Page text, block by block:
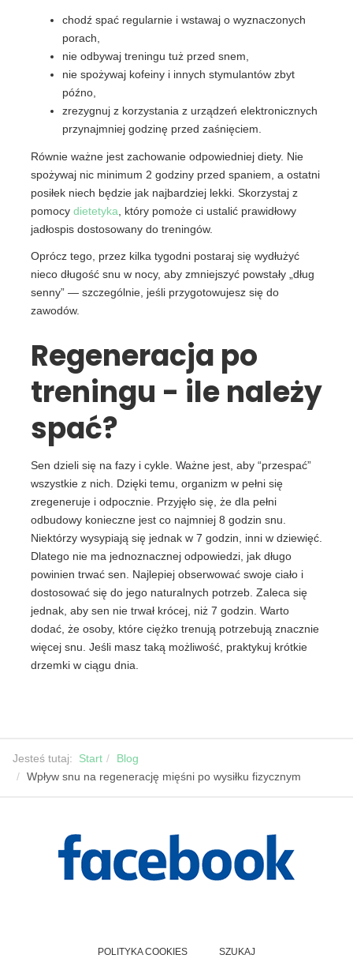
chodź spać regularnie i wstawaj o wyznaczonych
porach,
nie odbywaj treningu tuż przed snem,
nie spożywaj kofeiny i innych stymulantów zbyt
późno,
zrezygnuj z korzystania z urządzeń elektronicznych
przynajmniej godzinę przed zaśnięciem.
Równie ważne jest zachowanie odpowiedniej diety. Nie
spożywaj nic minimum 2 godziny przed spaniem, a ostatni
posiłek niech będzie jak najbardziej lekki. Skorzystaj z
pomocy dietetyka , który pomoże ci ustalić prawidłowy
jadłospis dostosowany do treningów.
Oprócz tego, przez kilka tygodni postaraj się wydłużyć
nieco długość snu w nocy, aby zmniejszyć powstały „dług
senny” — szczególnie, jeśli przygotowujesz się do
zawodów.
Regeneracja po
treningu - ile należy
spać?
Sen dzieli się na fazy i cykle. Ważne jest, aby “przespać”
wszystkie z nich. Dzięki temu, organizm w pełni się
zregeneruje i odpocznie. Przyjęło się, że dla pełni
odbudowy konieczne jest co najmniej 8 godzin snu.
Niektórzy wysypiają się jednak w 7 godzin, inni w dziewięć.
Dlatego nie ma jednoznacznej odpowiedzi, jak długo
powinien trwać sen. Najlepiej obserwować swoje ciało i
dostosować się do jego naturalnych potrzeb. Zaleca się
jednak, aby sen nie trwał krócej, niż 7 godzin. Warto
dodać, że osoby, które ciężko trenują potrzebują znacznie
więcej snu. Jeśli masz taką możliwość, praktykuj krótkie
drzemki w ciągu dnia.
Jesteś tutaj: Start
Blog
Wpływ snu na regenerację mięśni po wysiłku fizycznym
POLITYKA COOKIES SZUKAJ